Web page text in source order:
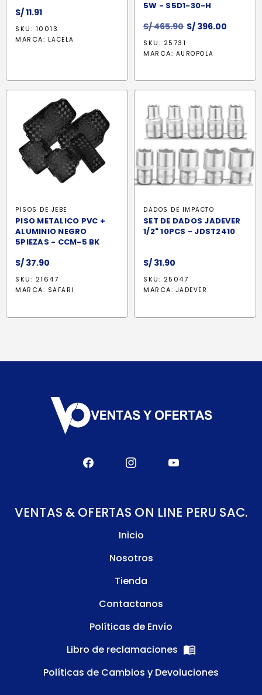
S/11.91
SKU: 10013
MARCA: LACELA
5W - S5D1-30-H
S/465.90 El
original
S/ 396.00
SKU: 25731
MARCA: AUROPOLA
PISOS DE JEBE
PISO METALICO PVC +
ALUMINIO NEGRO
5PIEZAS - CCM-5 BK
S/ 37.90
SKU: 21647
MARCA: SAFARI
DADOS DE IMPACTO
SET DE DADOS JADEVER
1/2" 10PCS - JDST2410
S/ 31.90
SKU: 25047
MARCA: JADEVER
VENTAS & OFERTAS ON LINE PERU SAC.
Inicio
Nosotros
Tienda
Contactanos
Políticas de Envío
Libro de reclamaciones
Políticas de Cambios y Devoluciones